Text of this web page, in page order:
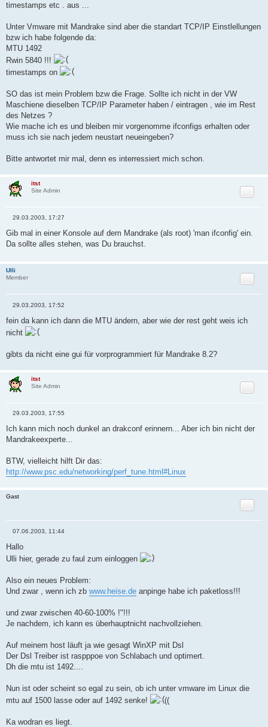
timestamps etc . aus ...
Unter Vmware mit Mandrake sind aber die standart TCP/IP Einstlellungen
bzw ich habe folgende da:
MTU 1492
Rwin 5840 !!!
timestamps on
SO das ist mein Problem bzw die Frage. Sollte ich nicht in der VW
Maschiene dieselben TCP/IP Parameter haben / eintragen , wie im Rest
des Netzes ?
Wie mache ich es und bleiben mir vorgenomme ifconfigs erhalten oder
muss ich sie nach jedem neustart neueingeben?
Bitte antwortet mir mal, denn es interressiert mich schon.
itst
Site Admin
Zitat
e
i
t
g
29.03.2003, 17:27
Gib mal in einer Konsole auf dem Mandrake (als root) 'man ifconfig' ein.
Da sollte alles stehen, was Du brauchst.
Ulli
Member
Zitat
e
i
t
g
29.03.2003, 17:52
fein da kann ich dann die MTU ändern, aber wie der rest geht weis ich
nicht
gibts da nicht eine gui für vorprogrammiert für Mandrake 8.2?
itst
Site Admin
Zitat
e
i
t
29.03.2003, 17:55
Ich kann mich noch dunkel an drakconf erinnern... Aber ich bin nicht der
Mandrakeexperte...
BTW, vielleicht hilft Dir das:
http://www.psc.edu/networking/perf_tune.html#Linux
Gast
Zitat
e
i
g
07.06.2003, 11:44
Hallo
Ulli hier, gerade zu faul zum einloggen
Also ein neues Problem:
Und zwar , wenn ich zb www.heise.de anpinge habe ich paketloss!!!
und zwar zwischen 40-60-100% !"!!!
Je nachdem, ich kann es überhauptnicht nachvollziehen.
Auf meinem host läuft ja wie gesagt WinXP mit Dsl
Der Dsl Treiber ist raspppoe von Schlabach und optimert.
Dh die mtu ist 1492....
Nun ist oder scheint so egal zu sein, ob ich unter vmware im Linux die
mtu auf 1500 lasse oder auf 1492 senke!
((
Ka wodran es liegt.